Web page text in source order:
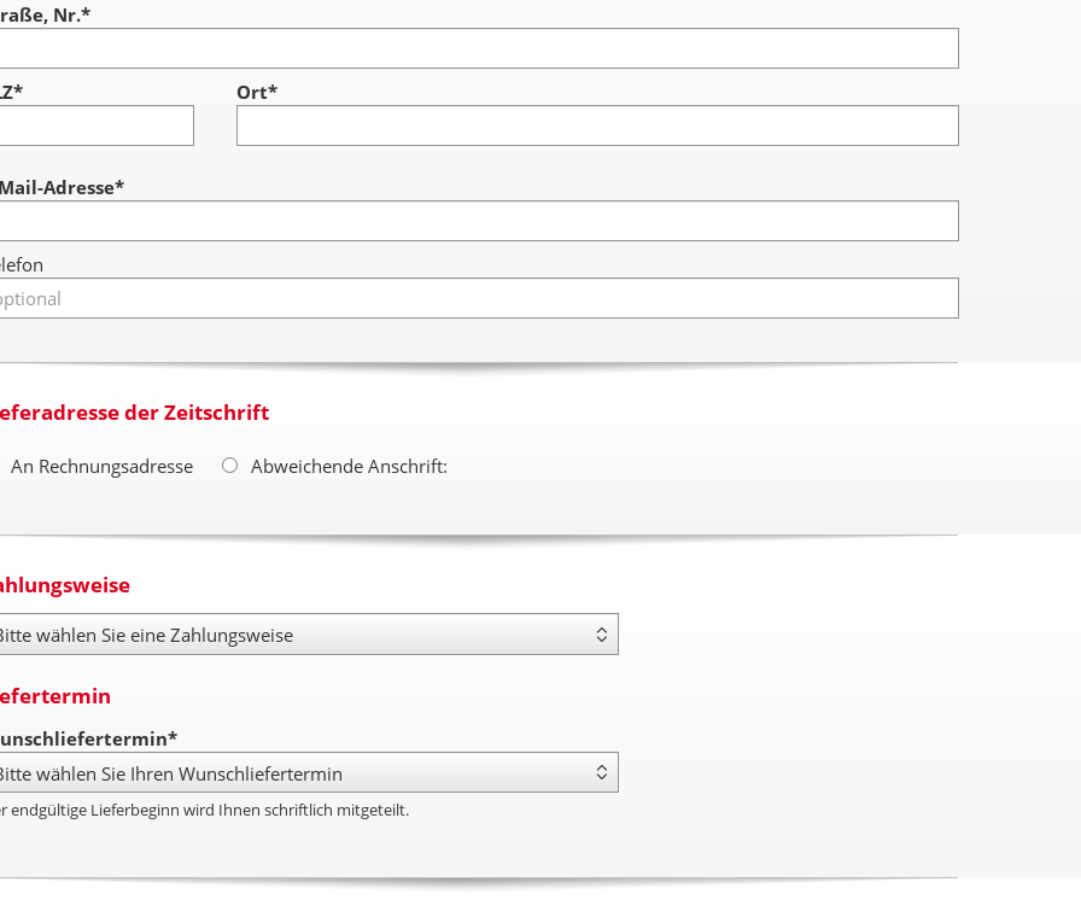
Nr.*
Ort*
Adresse*
der Zeitschrift
An Rechnungsadresse Abweichende Anschrift:
endgültige Lieferbeginn wird Ihnen schriftlich mitgeteilt.